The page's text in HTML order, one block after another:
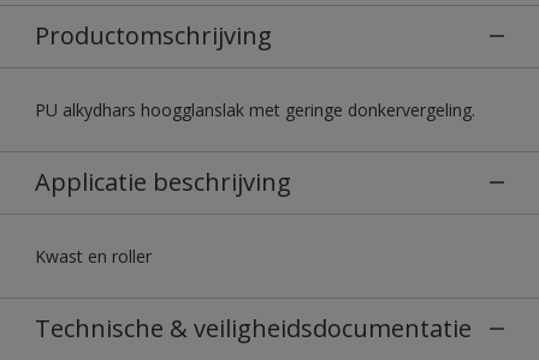
Productomschrijving
PU alkydhars hoogglanslak met geringe donkervergeling.
Applicatie beschrijving
Kwast en roller
Technische & veiligheidsdocumentatie